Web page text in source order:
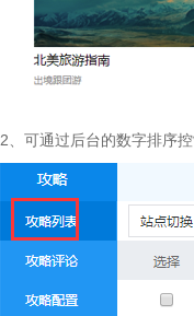
2、可通过后台的数字排序